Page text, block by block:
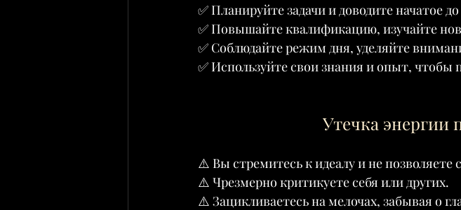
✅ Планируйте задачи и доводите начатое
✅ Повышайте квалификацию, изучайте
✅ Соблюдайте режим дня, уделяйте
✅ Используйте свои знания и опыт,
Утечка энергии
⚠️ Вы стремитесь к идеалу и не позволяете
⚠️ Чрезмерно критикуете себя или других.
⚠️ Зацикливаетесь на мелочах, забывая о